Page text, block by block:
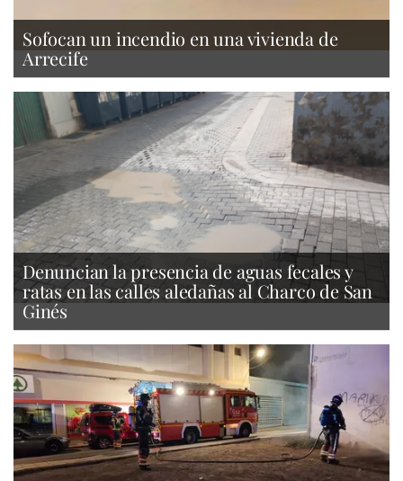
Sofocan un incendio en una vivienda de
Arrecife
Denuncian la presencia de aguas fecales y
ratas en las calles aledañas al Charco de San
Ginés